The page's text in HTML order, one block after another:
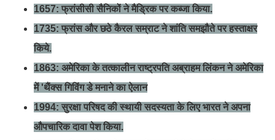
1657: फ्रांसीसी सैनिकों ने मैड्रिक पर कब्जा किया.
1735: फ्रांस और छठे कैरल सम्राट ने शांति समझौते पर हस्ताक्षर
किये.
1863: अमेरिका के तत्कालीन राष्ट्रपति अब्राहम लिंकन ने अमेरिका
में 'थैंक्स गिविंग डे मनाने का ऐलान
1994: सुरक्षा परिषद की स्थायी सदस्यता के लिए भारत ने अपना
औपचारिक दावा पेश किया.